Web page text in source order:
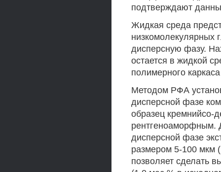
подтверждают
Жидкая среда
низкомолекулярных
дисперсную фазу.
остается в жидкой
полимерного
Методом РФА
дисперсной фазе
образец кремнийсо-
рентгеноаморфным.
дисперсной фазе
размером 5-100 мкм
позволяет сделать